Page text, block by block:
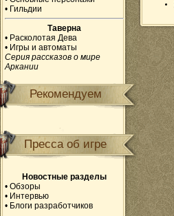
• Гильдии
Таверна
• Расколотая Дева
• Игры и автоматы
Серия рассказов о мире
Аркании
Рекомендуем
Пресса об игре
Новостные разделы
• Обзоры
• Интервью
• Блоги разработчиков